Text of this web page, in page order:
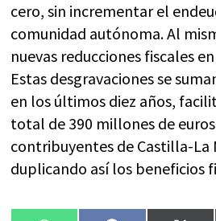
cero, sin incrementar el
comunidad autónoma. Al
nuevas reducciones fiscales
Estas desgravaciones se
en los últimos diez años,
total de 390 millones de
contribuyentes de Castilla-La
duplicando así los beneficios